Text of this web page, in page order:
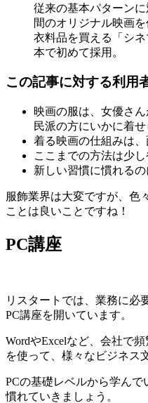
従来の基本パターン
間のオリジナル映画
衣料品を買える「シ
本で初めて採用。
この記事に対する利用
映画の服は、女優さ
民派の方にいかに着せ
着る映画の仕組みは、
ここまでの方法は少し
新しい習慣に慣れるの
服飾業界は大変ですが、色
ことは良いことですね！
PC講座
リスタートでは、業務に必
PC講座を開いています。
WordやExcelなど、会社で
を使って、様々なビジネス
PCの基礎レベルから学んで
慣れていきましょう。